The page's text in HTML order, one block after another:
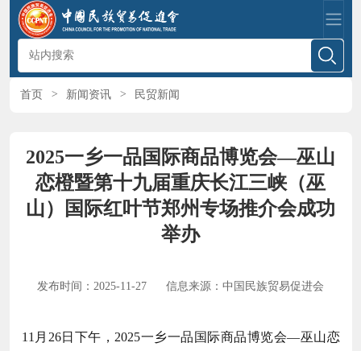
首页 > 新闻资讯 > 民贸新闻
2025一乡一品国际商品博览会—巫山
恋橙暨第十九届重庆长江三峡（巫
山）国际红叶节郑州专场推介会成功
举办
发布时间：2025-11-27 信息来源：中国民族贸易促进会
11月26日下午，2025一乡一品国际商品博览会—巫山恋